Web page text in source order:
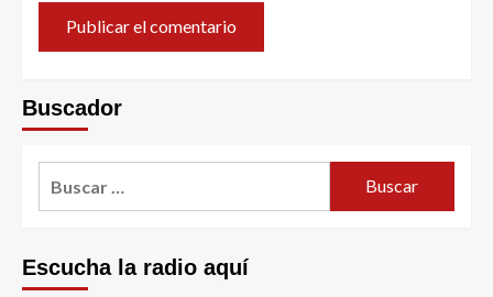
Buscador
Escucha la radio aquí